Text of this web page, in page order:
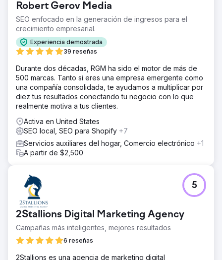
El resultado
En los primeros tres meses, el tráfico orgánico, las
palabras clave de posicionamiento y los dominios de
referencia crecieron más del 20 %, y comenzaron a
llegar clientes potenciales cualificados a través de la
búsqueda. Para una empresa de servicios de TI
gestionados, un solo cliente ya cubre con creces la
inversión inicial, y la cartera de clientes potenciales está
creciendo exponencialmente. Las métricas de
crecimiento son verificables en Semrush.
Ir a la página de la agencia
Robert Gerov Media
SEO enfocado en la generación de ingresos para el
crecimiento empresarial.
Experiencia demostrada
39 reseñas
Durante dos décadas, RGM ha sido el motor de más de
500 marcas. Tanto si eres una empresa emergente como
una compañía consolidada, te ayudamos a multiplicar por
diez tus resultados conectando tu negocio con lo que
realmente motiva a tus clientes.
Activa en United States
SEO local, SEO para Shopify +7
Servicios auxiliares del hogar, Comercio electrónico +1
A partir de $2,500
2Stallions Digital Marketing Agency
Campañas más inteligentes, mejores resultados
6 reseñas
5
2Stallions es una agencia de marketing digital